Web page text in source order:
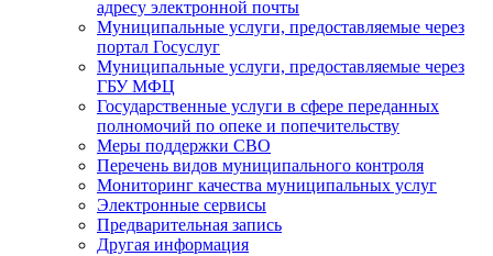
адресу электронной почты
Муниципальные услуги, предоставляемые через
портал Госуслуг
Муниципальные услуги, предоставляемые через
ГБУ МФЦ
Государственные услуги в сфере переданных
полномочий по опеке и попечительству
Меры поддержки СВО
Перечень видов муниципального контроля
Мониторинг качества муниципальных услуг
Электронные сервисы
Предварительная запись
Другая информация